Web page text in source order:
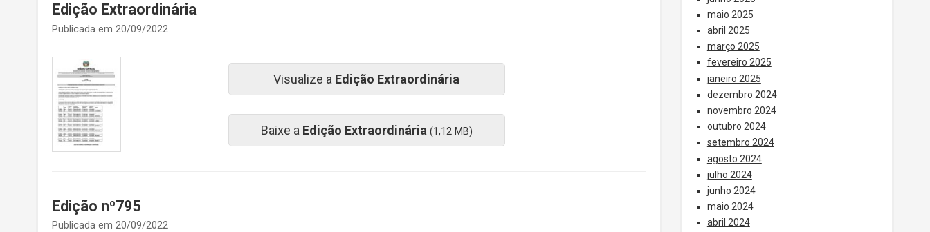
Edição Extraordinária
Publicada em 20/09/2022
Visualize a Edição Extraordinária
Baixe a Edição Extraordinária (1,12 MB)
Edição nº795
Publicada em 20/09/2022
maio 2025
abril 2025
março 2025
fevereiro 2025
janeiro 2025
dezembro 2024
novembro 2024
outubro 2024
setembro 2024
agosto 2024
julho 2024
junho 2024
maio 2024
abril 2024